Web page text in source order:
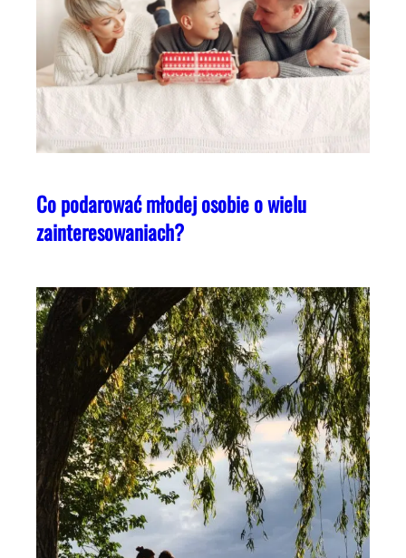
Co podarować młodej osobie o wielu
zainteresowaniach?